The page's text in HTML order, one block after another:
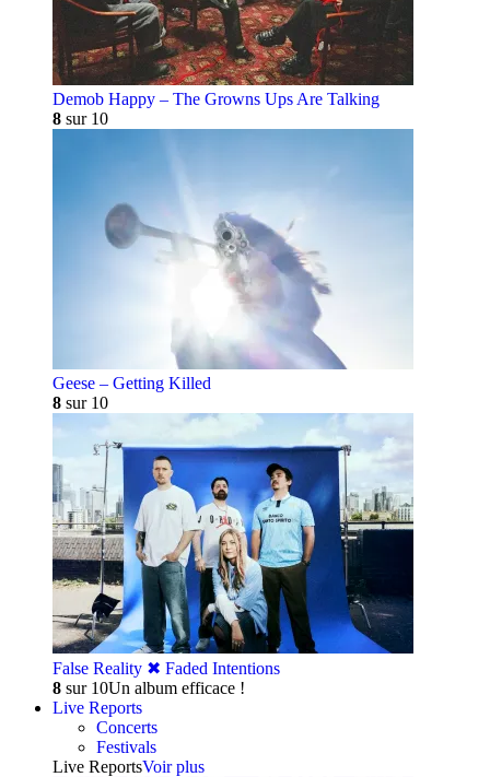
Demob Happy – The Growns Ups Are Talking
8 sur 10
Geese – Getting Killed
8 sur 10
False Reality ✖︎ Faded Intentions
8 sur 10Un album efficace !
Live Reports
Concerts
Festivals
Live ReportsVoir plus